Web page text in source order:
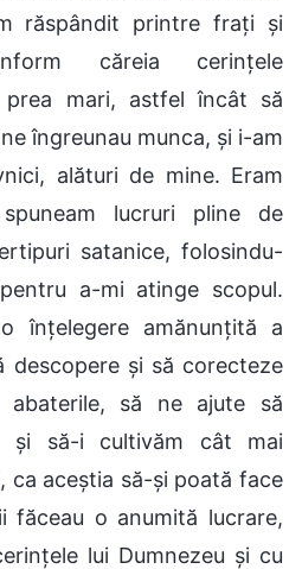
răspândit printre frați și
căreia cerințele
prea mari, astfel încât să
îngreunau munca, și i-am
alături de mine. Eram
lucruri pline de
satanice, folosindu-
a-mi atinge scopul.
înțelegere amănunțită a
descopere și să corecteze
abaterile, să ne ajute să
și să-i cultivăm cât mai
ca aceștia să-și poată face
făceau o anumită lucrare,
lui Dumnezeu și cu